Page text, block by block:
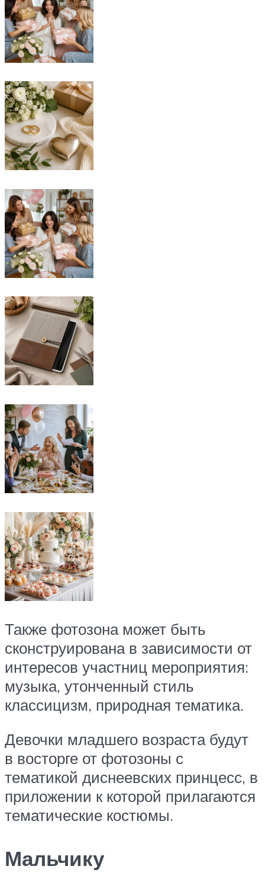
Также фотозона может быть
сконструирована в зависимости от
интересов участниц мероприятия:
музыка, утонченный стиль
классицизм, природная тематика.
Девочки младшего возраста будут
в восторге от фотозоны с
тематикой диснеевских принцесс, в
приложении к которой прилагаются
тематические костюмы.
Мальчику